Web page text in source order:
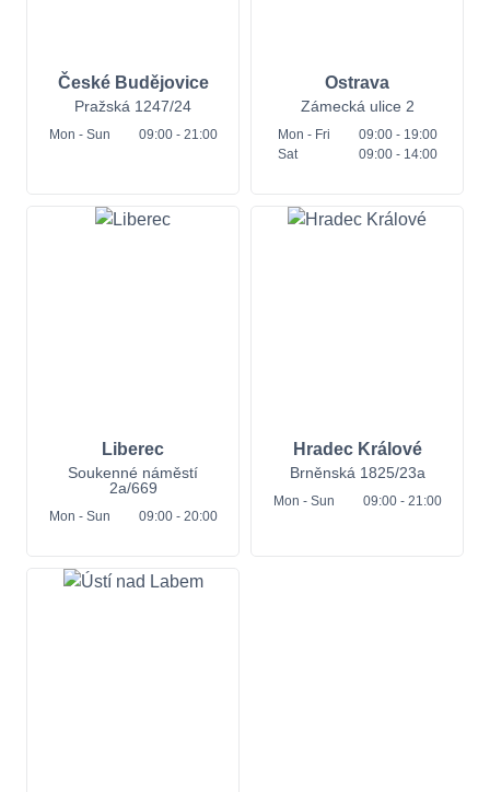
České Budějovice
Pražská 1247/24
Mon - Sun 09:00 - 21:00
Ostrava
Zámecká ulice 2
Mon - Fri
09:00 - 19:00
Sat
09:00 - 14:00
Liberec
Soukenné náměstí
2a/669
Mon - Sun 09:00 - 20:00
Hradec Králové
Brněnská 1825/23a
Mon - Sun 09:00 - 21:00